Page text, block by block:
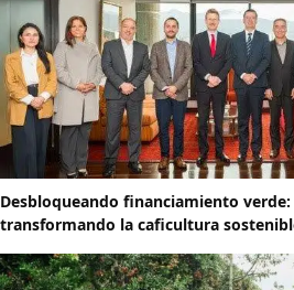
Desbloqueando financiamiento
transformando la caficultura